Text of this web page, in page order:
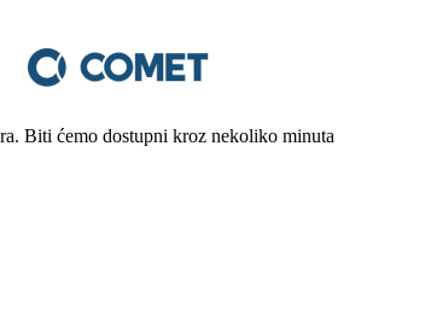
Biti ćemo dostupni kroz nekoliko minuta